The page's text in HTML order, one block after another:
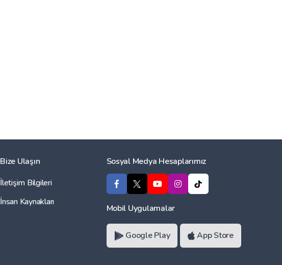
Bize Ulaşın
İletişim Bilgileri
İnsan Kaynakları
Sosyal Medya Hesaplarımız
Mobil Uygulamalar
Google Play App Store